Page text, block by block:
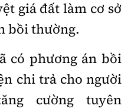
giá đất làm cơ sở
bồi thường.
có phương án bồi
chi trả cho người
cường tuyên